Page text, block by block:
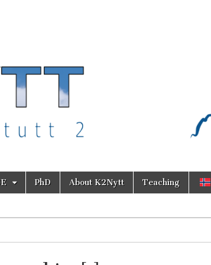
PhD About K2Nytt Teaching